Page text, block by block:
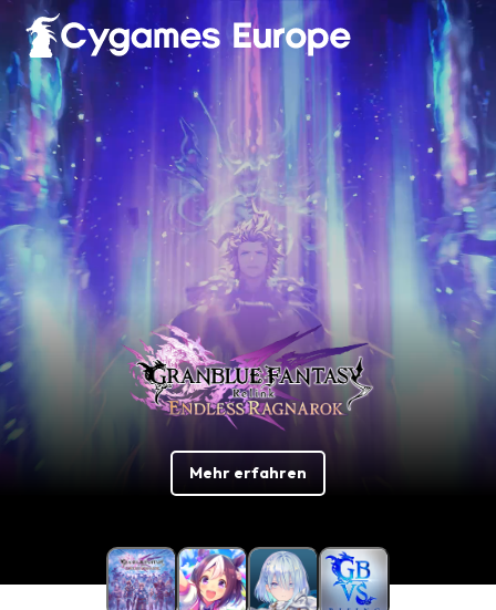
FrançaisItalianoDeutschEspañol
Mehr erfahren